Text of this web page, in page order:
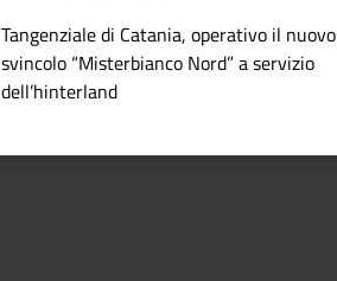
Tangenziale di Catania, operativo il nuovo
svincolo “Misterbianco Nord” a servizio
dell’hinterland